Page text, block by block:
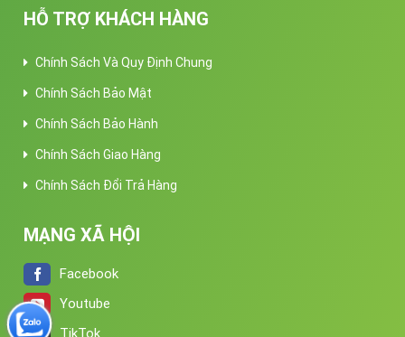
HỖ TRỢ KHÁCH HÀNG
Chính Sách Và Quy Định Chung
Chính Sách Bảo Mật
Chính Sách Bảo Hành
Chính Sách Giao Hàng
Chính Sách Đổi Trả Hàng
MẠNG XÃ HỘI
Facebook
Youtube
TikTok